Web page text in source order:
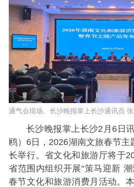
通气会现场。长沙晚报掌上长沙通讯员
长沙晚报掌上长沙2月6日
鸥）6日，2026湖南文旅春节主
长举行。省文化和旅游厅将于
省范围内组织开展“策马迎新
春节文化和旅游消费月活动。